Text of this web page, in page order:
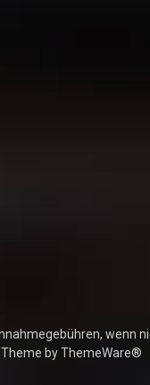
wenn
byThemeWare®